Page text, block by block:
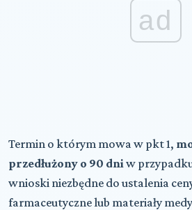
ad
Termin o którym mowa w pkt 1,
przedłużony o 90 dni w
wnioski niezbędne do ustalenia
farmaceutyczne lub materiały